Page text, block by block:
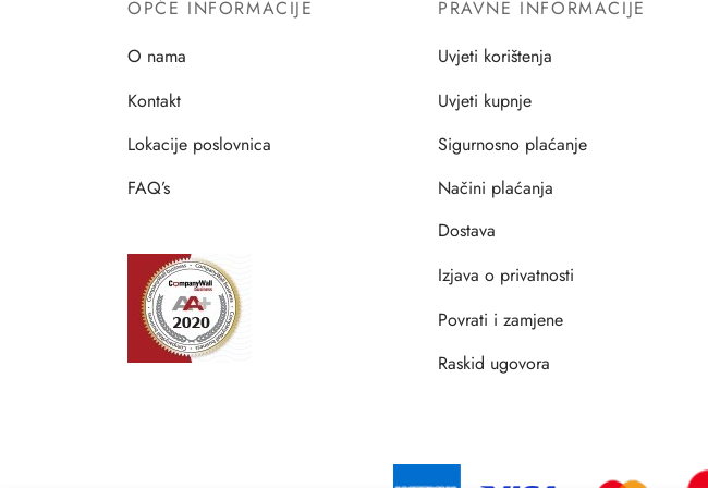
OPĆE INFORMACIJE
O nama
Kontakt
Lokacije poslovnica
FAQ’s
PRAVNE INFORMACIJE
Uvjeti korištenja
Uvjeti kupnje
Sigurnosno plaćanje
Načini plaćanja
Dostava
Izjava o privatnosti
Povrati i zamjene
Raskid ugovora